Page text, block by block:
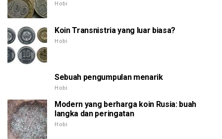
Hobi
Koin Transnistria yang luar biasa?
Hobi
Sebuah pengumpulan menarik
Hobi
Modern yang berharga koin Rusia: buah
langka dan peringatan
Hobi